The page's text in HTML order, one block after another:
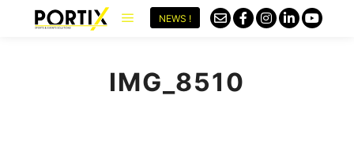
NEWS !
IMG_8510